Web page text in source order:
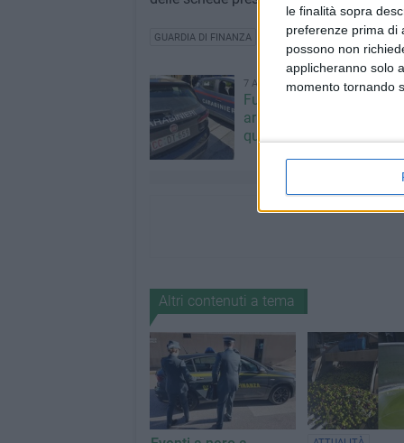
le finalità sopra
preferenze prima di
possono non
applicheranno solo
momento tornando
GUARDIA DI FINANZA
7 AGOSTO 2026
Furti e assalto al
arrestato 30enne: deve
quasi 10 anni
Altri contenuti a tema